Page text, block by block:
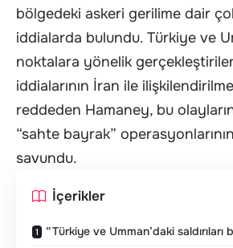
bölgedeki askeri gerilime dair
iddialarda bulundu. Türkiye ve
noktalara yönelik gerçekleştirilen
iddialarının İran ile
reddeden Hamaney, bu
“sahte bayrak”
savundu.
İçerikler
“Türkiye ve Umman’daki saldırıları